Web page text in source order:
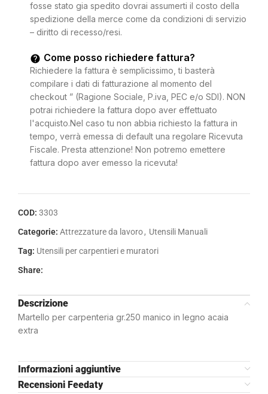
fosse stato gia spedito dovrai assumerti il costo della
spedizione della merce come da condizioni di servizio
– diritto di recesso/resi.
Come posso richiedere fattura?
Richiedere la fattura è semplicissimo, ti basterà
compilare i dati di fatturazione al momento del
checkout ” (Ragione Sociale, P.iva, PEC e/o SDI). NON
potrai richiedere la fattura dopo aver effettuato
l'acquisto.Nel caso tu non abbia richiesto la fattura in
tempo, verrà emessa di default una regolare Ricevuta
Fiscale. Presta attenzione! Non potremo emettere
fattura dopo aver emesso la ricevuta!
COD: 3303
Categorie: Attrezzature da lavoro, Utensili Manuali
Tag: Utensili per carpentieri e muratori
Share:
Descrizione
Martello per carpenteria gr.250 manico in legno acaia
extra
Informazioni aggiuntive
Recensioni Feedaty